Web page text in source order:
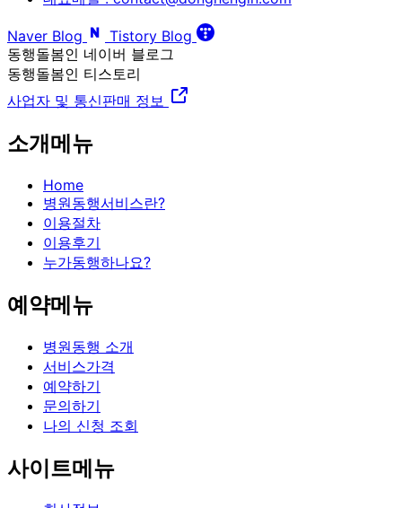
Naver Blog
Tistory Blog
동행돌봄인 네이버 블로그
동행돌봄인 티스토리
사업자 및 통신판매 정보
소개메뉴
Home
병원동행서비스란?
이용절차
이용후기
누가동행하나요?
예약메뉴
병원동행 소개
서비스가격
예약하기
문의하기
나의 신청 조회
사이트메뉴